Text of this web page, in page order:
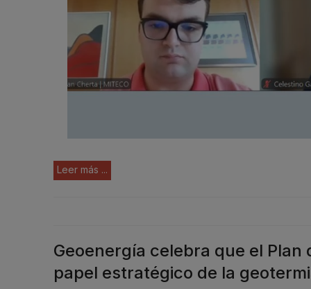
Leer más ...
Geoenergía celebra que el
papel estratégico de la